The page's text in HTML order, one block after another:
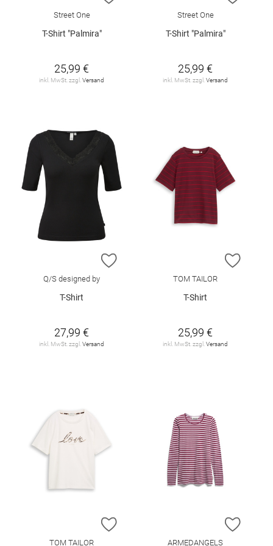
Street One
T-Shirt "Palmira"
25,99 €
inkl. MwSt. zzgl.Versand
Street One
T-Shirt "Palmira"
25,99 €
inkl. MwSt. zzgl.Versand
ZUR WUNSCHLISTE HINZUFÜGEN
Q/S designed by
T-Shirt
27,99 €
inkl. MwSt. zzgl. Versand
ZUR
TOM TAILOR
T-Shirt
25,99 €
inkl. MwSt. zzgl. Versand
ZUR WUNSCHLISTE HINZUFÜGEN
TOM TAILOR
ZUR
ARMEDANGELS